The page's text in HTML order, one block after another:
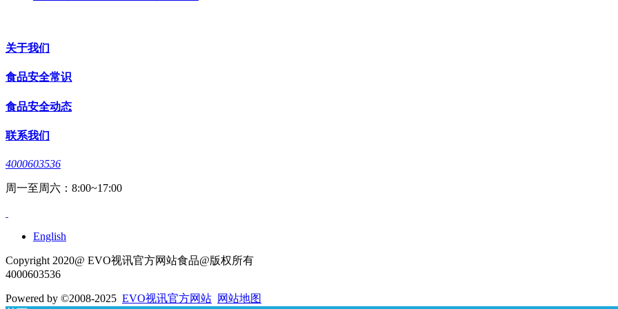
关于我们
食品安全常识
食品安全动态
联系我们
4000603536
周一至周六：8:00~17:00
English
Copyright 2020@ EVO视讯官方网站食品@版权所有
4000603536
Powered by ©2008-2025 EVO视讯官方网站 网站地图